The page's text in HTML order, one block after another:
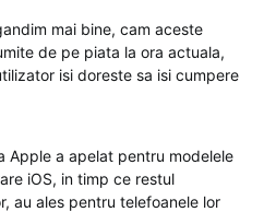
mai bine, cam aceste
de pe piata la ora actuala,
isi doreste sa isi cumpere
Apple a apelat pentru modelele
iOS, in timp ce restul
au ales pentru telefoanele lor